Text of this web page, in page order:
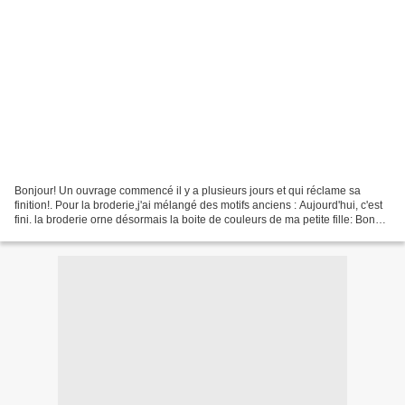
Bonjour! Un ouvrage commencé il y a plusieurs jours et qui réclame sa
finition!. Pour la broderie,j'ai mélangé des motifs anciens : Aujourd'hui, c'est
fini. la broderie orne désormais la boite de couleurs de ma petite fille: Bonne